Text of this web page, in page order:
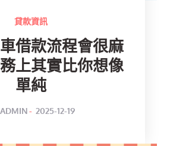
貸款資訊
借款流程會很麻
上其實比你想像
單純
ADMIN
POSTED
2025-12-19